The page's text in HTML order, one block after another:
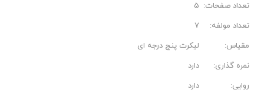
تعداد صفحات: 5
تعداد مولفه:
7
مقیاس:
لیکرت پنج درجه ای
نمره گذاری:
دارد
روایی:
دارد